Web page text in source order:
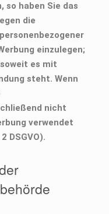
so haben Sie das
die
einzulegen;
es mit
steht. Wenn
nicht
verwendet
DSGVO).